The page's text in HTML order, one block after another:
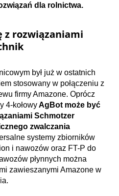
dla rolnictwa.
z rozwiązaniami
był już w ostatnich
stosowany w połączeniu z
firmy Amazone. Oprócz
4-kołowyAgBot może być
Schmotzer
zwalczania
systemy zbiorników
i nawozów oraz FT-P do
płynnych można
zawieszanymi Amazone w